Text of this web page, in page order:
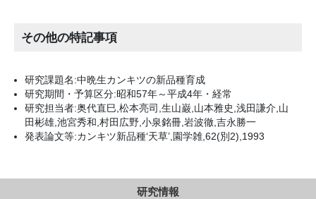
その他の特記事項
研究課題名:中晩生カンキツの新品種育成
研究期間・予算区分:昭和57年～平成4年・経常
研究担当者:奥代直巳,松本亮司,生山巌,山本雅史,浅田謙介,山
田彬雄,池宮秀和,村田広野,小泉銘冊,岩波徹,吉永勝一
発表論文等:カンキツ新品種‘天草’,園学雑,62(別2),1993
研究情報